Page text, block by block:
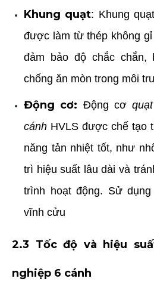
Khung quạt: Khung
được làm từ thép không
đảm bảo độ chắc chắn,
chống ăn mòn trong môi
Động cơ: Động cơ
cánh HVLS được chế tạo
năng tản nhiệt tốt, như
trì hiệu suất lâu dài và
trình hoạt động. Sử
vĩnh cửu
2.3 Tốc độ và hiệu
nghiệp 6 cánh